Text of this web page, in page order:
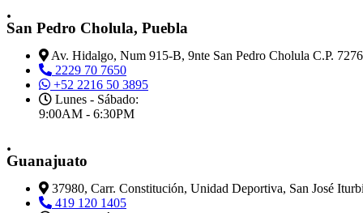
.
San Pedro Cholula, Puebla
Av. Hidalgo, Num 915-B, 9nte San Pedro Cholula C.P.
2229 70 7650
+52 2216 50 3895
Lunes - Sábado:
9:00AM - 6:30PM
.
Guanajuato
37980, Carr. Constitución, Unidad Deportiva, San José
419 120 1405